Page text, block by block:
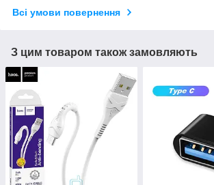
Всі умови повернення
З цим товаром також замовляють